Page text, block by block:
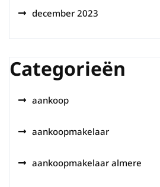
december 2023
Categorieën
aankoop
aankoopmakelaar
aankoopmakelaar almere